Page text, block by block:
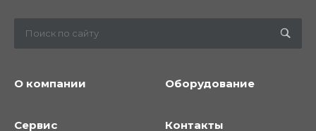
О компании Оборудование
Сервис Контакты